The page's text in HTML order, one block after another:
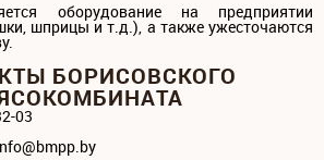
оборудование на предприятии
шприцы и т.д.), а также ужесточаются
БОРИСОВСКОГО
03